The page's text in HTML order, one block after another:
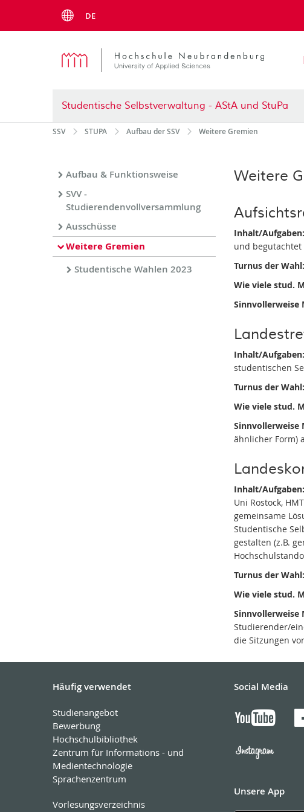
DE
Studentische Selbstverwaltung - AStA und StuPa
SSV STUPA Aufbau der SSV Weitere Gremien
Aufbau & Funktionsweise
SVV -
Studierendenvollversammlung
Ausschüsse
Weitere Gremien
Studentische Wahlen 2023
Weitere
Inhalt/Aufgaben:
und begutachtet
Turnus der Wahl:
Wie viele stud.
Sinnvollerweise
Inhalt/Aufgaben:
studentischen
Turnus der Wahl:
Wie viele stud.
Sinnvollerweise
ähnlicher Form)
Inhalt/Aufgaben:
Uni Rostock,
gemeinsame
Studentische
gestalten (z.B.
Turnus der Wahl:
Wie viele stud.
Sinnvollerweise
Studierender/
die Sitzungen
Häufig verwendet
Studienangebot
Bewerbung
Hochschulbibliothek
Zentrum für Informations - und
Medientechnologie
Sprachenzentrum
Vorlesungsverzeichnis
Social Media
Unsere App